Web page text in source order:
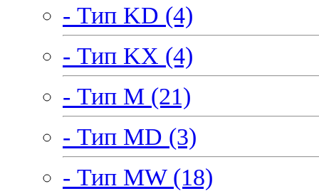
- Тип KD (4)
- Тип KX (4)
- Тип M (21)
- Тип MD (3)
- Тип MW (18)